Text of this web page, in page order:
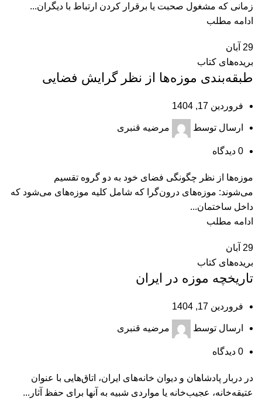
زمانی که مشغول صحبت یا برقرار کردن ارتباط با دیگران...
ادامه مطلب
29 آبان
بریده‌های کتاب
طبقه‌بندی موزه‌ها از نظر گرایش فضایی
فروردین 17, 1404
ارسال توسط مرضیه قنبری
0 دیدگاه
موزه‌ها از نظر چگونگی فضای خود به دو گروه تقسیم
می‌شوند: موزه‌های درون‌گرا که شامل کلیه موزه‌های می‌شود که
داخل ساختمان...
ادامه مطلب
29 آبان
بریده‌های کتاب
تاريخچه‌ موزه در ايران
فروردین 17, 1404
ارسال توسط مرضیه قنبری
0 دیدگاه
در دربار پادشاهان و دیوان خانه‌های ایران، اتاق‌هایی با عنوان
عتیقه‌خانه، عجیب‌خانه یا مواردی شبیه به آنها برای حفظ آثار...